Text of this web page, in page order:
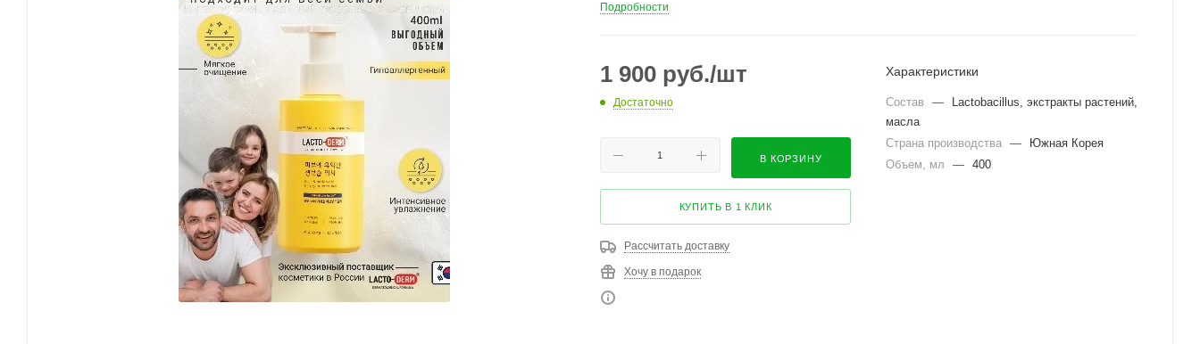
Подробности
1 900 руб./шт
Достаточно
В КОРЗИНУ
КУПИТЬ В 1 КЛИК
Рассчитать доставку
Хочу в подарок
Характеристики
Состав —
Lactobacillus, экстракты растений,
масла
Страна производства —
Южная Корея
Объем, мл
— 400